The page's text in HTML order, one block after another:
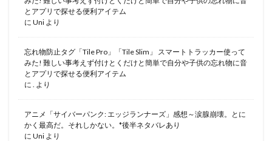
とアプリで探せる便利アイテム
に Uni より
忘れ物防止タグ「Tile Pro」「Tile Slim」 スマートトラッカー使って
みた! 難しい事考えず付けとくだけと簡単で自分や子供の忘れ物に音
とアプリで探せる便利アイテム
に
より
アニメ「サイバーパンク: エッジランナーズ」感想～涙腺崩壊。とに
かく最高だ。それしかない。*後半ネタバレあり
に Uni より